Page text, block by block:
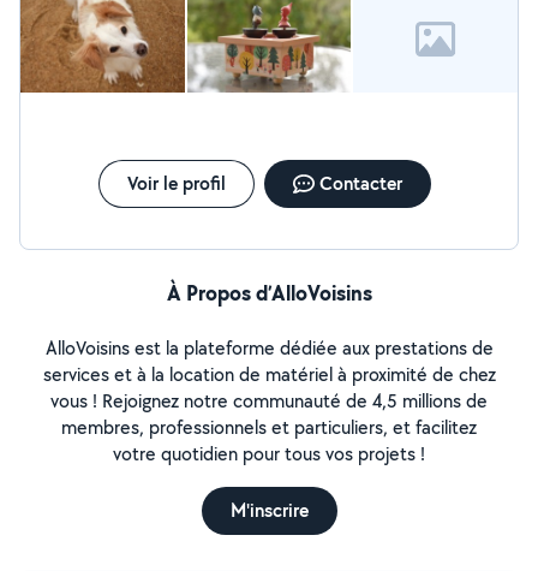
Voir le profil Contacter
À Propos d’AlloVoisins
AlloVoisins est la plateforme dédiée aux prestations de
services et à la location de matériel à proximité de chez
vous ! Rejoignez notre communauté de 4,5 millions de
membres, professionnels et particuliers, et facilitez
votre quotidien pour tous vos projets !
M'inscrire